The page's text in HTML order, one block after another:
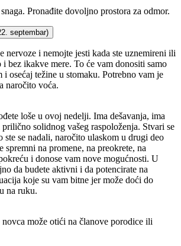
Pronađite dovoljno prostora za odmor.
septembar)
nervoze i nemojte jesti kada ste uznemireni ili
bez ikakve mere. To će vam donositi samo
i osećaj težine u stomaku. Potrebno vam je
naročito voća.
loše u ovoj nedelji. Ima dešavanja, ima
solidnog vašeg raspoloženja. Stvari se
ste se nadali, naročito ulaskom u drugi deo
spremni na promene, na preokrete, na
i donose vam nove mogućnosti. U
da budete aktivni i da potencirate na
koje su vam bitne jer može doći do
na ruku.
može otići na članove porodice ili